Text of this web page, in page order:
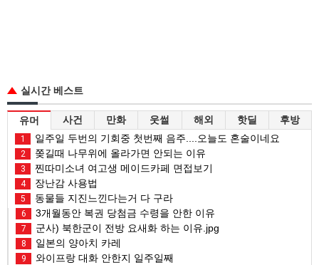
실시간 베스트
유머 사건 만화 웃썰 해외 핫딜 후방
1 일주일 두번의 기회중 첫번째 음주....오늘도 혼술이네요
2 쫒길때 나무위에 올라가면 안되는 이유
3 찐따미소녀 여고생 메이드카페 면접보기
4 장난감 사용법
5 동물들 지진느낀다는거 다 구라
6 3개월동안 복권 당첨금 수령을 안한 이유
7 군사) 북한군이 전방 요새화 하는 이유.jpg
8 일본의 양아치 카레
9 와이프랑 대화 안한지 일주일째